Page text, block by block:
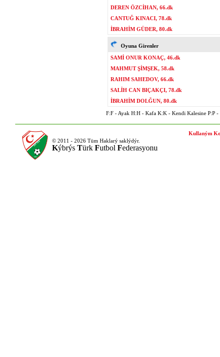
DEREN ÖZCİHAN, 66.dk
CANTUĞ KINACI, 78.dk
İBRAHİM GÜDER, 80.dk
Oyuna Girenler
SAMİ ONUR KONAÇ, 46.dk
MAHMUT ŞİMŞEK, 58.dk
RAHIM SAHEDOV, 66.dk
SALİH CAN BIÇAKÇI, 78.dk
İBRAHİM DOLĞUN, 80.dk
F:F - Ayak H:H - Kafa K:K - Kendi Kalesine P:P -
© 2011 - 2026 Tüm Haklarý saklýdýr.
Kýbrýs Türk Futbol Federasyonu
Kullaným